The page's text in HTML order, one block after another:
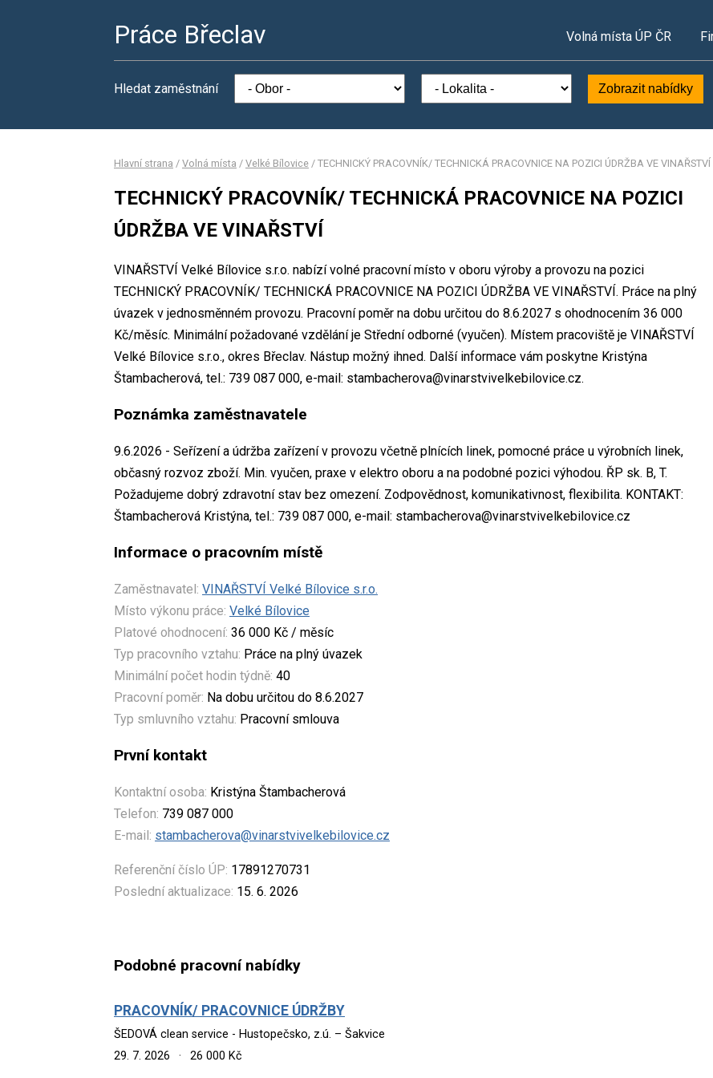
Práce Břeclav Volná místa ÚP ČR
Hledat zaměstnání Zobrazit nabídky
Hlavní strana / Volná místa / Velké Bílovice / TECHNICKÝ PRACOVNÍK/ TECHNICKÁ PRACOVNICE NA POZICI ÚDRŽBA VE VINAŘSTVÍ
TECHNICKÝ PRACOVNÍK/ TECHNICKÁ PRACOVNICE NA POZICI
ÚDRŽBA VE VINAŘSTVÍ
VINAŘSTVÍ Velké Bílovice s.r.o. nabízí volné pracovní místo v oboru výroby a provozu na pozici
TECHNICKÝ PRACOVNÍK/ TECHNICKÁ PRACOVNICE NA POZICI ÚDRŽBA VE VINAŘSTVÍ. Práce na plný
úvazek v jednosměnném provozu. Pracovní poměr na dobu určitou do 8.6.2027 s ohodnocením 36 000
Kč/měsíc. Minimální požadované vzdělání je Střední odborné (vyučen). Místem pracoviště je VINAŘSTVÍ
Velké Bílovice s.r.o., okres Břeclav. Nástup možný ihned. Další informace vám poskytne Kristýna
Štambacherová, tel.: 739 087 000, e-mail: stambacherova@vinarstvivelkebilovice.cz.
Poznámka zaměstnavatele
9.6.2026 - Seřízení a údržba zařízení v provozu včetně plnících linek, pomocné práce u výrobních linek,
občasný rozvoz zboží. Min. vyučen, praxe v elektro oboru a na podobné pozici výhodou. ŘP sk. B, T.
Požadujeme dobrý zdravotní stav bez omezení. Zodpovědnost, komunikativnost, flexibilita. KONTAKT:
Štambacherová Kristýna, tel.: 739 087 000, e-mail: stambacherova@vinarstvivelkebilovice.cz
Informace o pracovním místě
Zaměstnavatel: VINAŘSTVÍ Velké Bílovice s.r.o.
Místo výkonu práce: Velké Bílovice
Platové ohodnocení: 36 000 Kč / měsíc
Typ pracovního vztahu: Práce na plný úvazek
Minimální počet hodin týdně: 40
Pracovní poměr: Na dobu určitou do 8.6.2027
Typ smluvního vztahu: Pracovní smlouva
První kontakt
Kontaktní osoba: Kristýna Štambacherová
Telefon: 739 087 000
E-mail: stambacherova@vinarstvivelkebilovice.cz
Referenční číslo ÚP: 17891270731
Poslední aktualizace: 15. 6. 2026
Podobné pracovní nabídky
PRACOVNÍK/ PRACOVNICE ÚDRŽBY
ŠEDOVÁ clean service - Hustopečsko, z.ú. – Šakvice
29. 7. 2026
· 26 000 Kč